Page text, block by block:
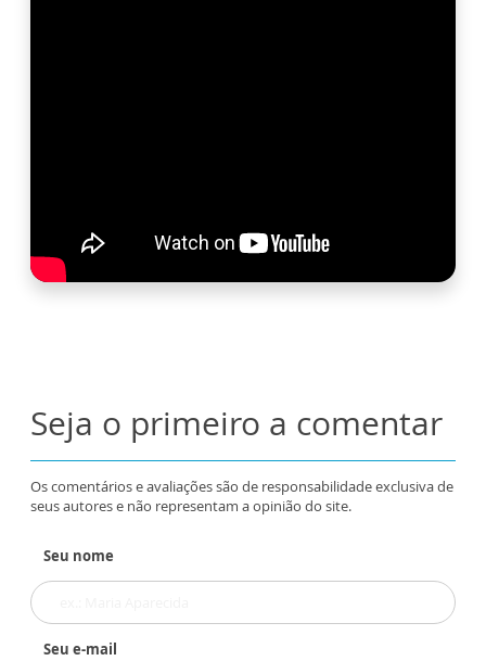
Seja o primeiro a comentar
Os comentários e avaliações são de responsabilidade exclusiva de
seus autores e não representam a opinião do site.
Seu nome
Seu e-mail